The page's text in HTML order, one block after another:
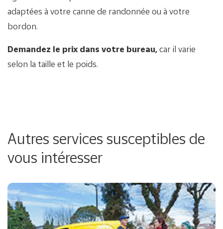
adaptées à votre canne de randonnée ou à votre
bordon.
Demandez le prix dans votre bureau,car il varie
selon la taille et le poids.
Autres services susceptibles de
vous intéresser